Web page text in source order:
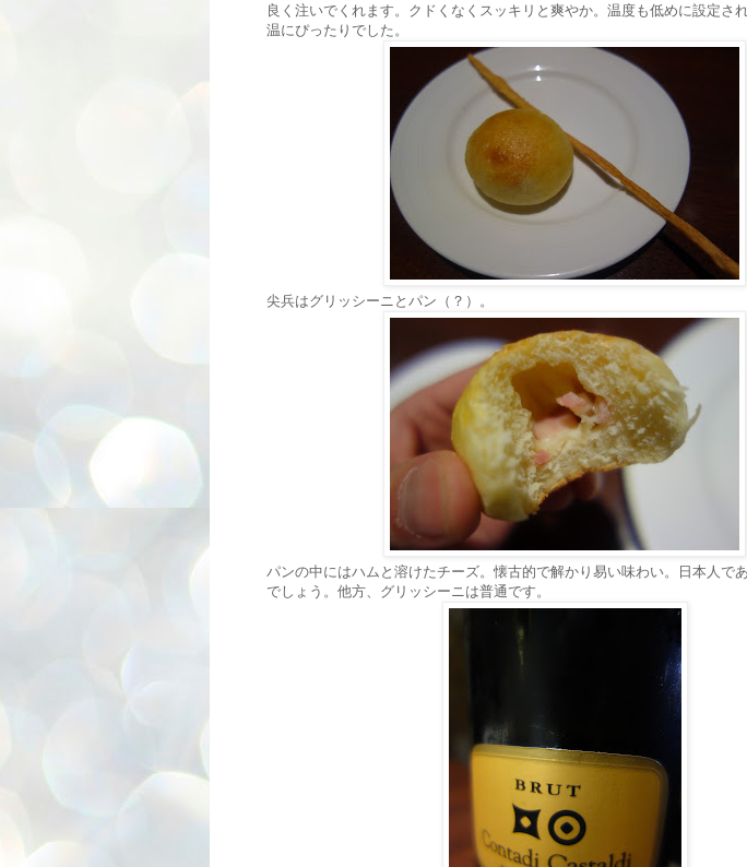
良く注いでくれます。クドくなくスッキリと爽やか。温度も低めに設定さ
温にぴったりでした。
尖兵はグリッシーニとパン（？）。
パンの中にはハムと溶けたチーズ。懐古的で解かり易い味わい。日本人で
でしょう。他方、グリッシーニは普通です。